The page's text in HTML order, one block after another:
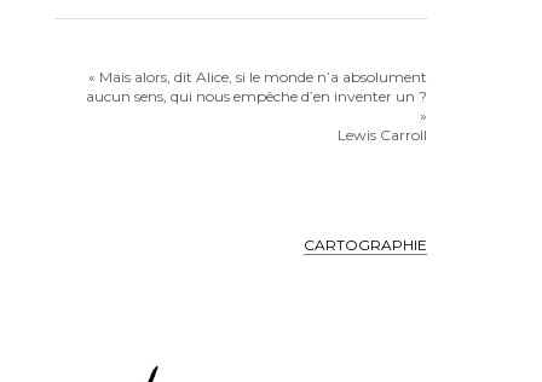
« Mais alors, dit Alice, si le monde n’a absolument
aucun sens, qui nous empêche d’en inventer un ?
»
Lewis Carroll
CARTOGRAPHIE